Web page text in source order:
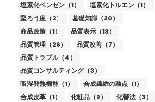
塩素化ベンゼン（1）
塩素化トルエン（1）
堅ろう度（2）
基礎知識（20）
商品政策（1）
品質表示（13）
品質管理（26）
品質改善（7）
品質トラブル（4）
品質コンサルティング（3）
吸湿発熱機能（1）
合成繊維の融点（1）
合成皮革（1）
化粧品（9）
化審法（3）